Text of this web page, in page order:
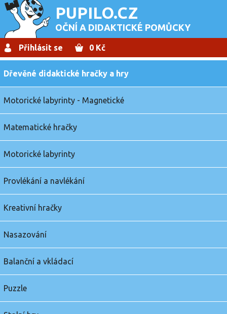
PUPILO.CZ
OČNÍ A DIDAKTICKÉ POMŮCKY
Přihlásit se 0 Kč
Dřevěné didaktické hračky a hry
Motorické labyrinty - Magnetické
Matematické hračky
Motorické labyrinty
Provlékání a navlékání
Kreativní hračky
Nasazování
Balanční a vkládací
Puzzle